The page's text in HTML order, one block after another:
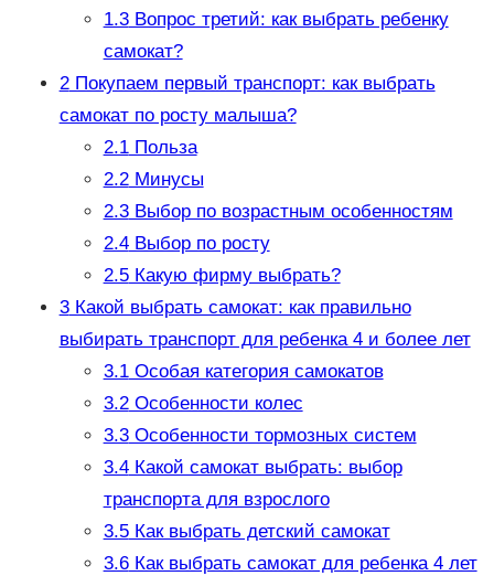
1.3Вопрос третий: как выбрать ребенку
самокат?
2Покупаем первый транспорт: как выбрать
самокат по росту малыша?
2.1Польза
2.2Минусы
2.3Выбор по возрастным особенностям
2.4Выбор по росту
2.5Какую фирму выбрать?
3Какой выбрать самокат: как правильно
выбирать транспорт для ребенка 4 и более лет
3.1Особая категория самокатов
3.2Особенности колес
3.3Особенности тормозных систем
3.4Какой самокат выбрать: выбор
транспорта для взрослого
3.5Как выбрать детский самокат
3.6Как выбрать самокат для ребенка 4 лет